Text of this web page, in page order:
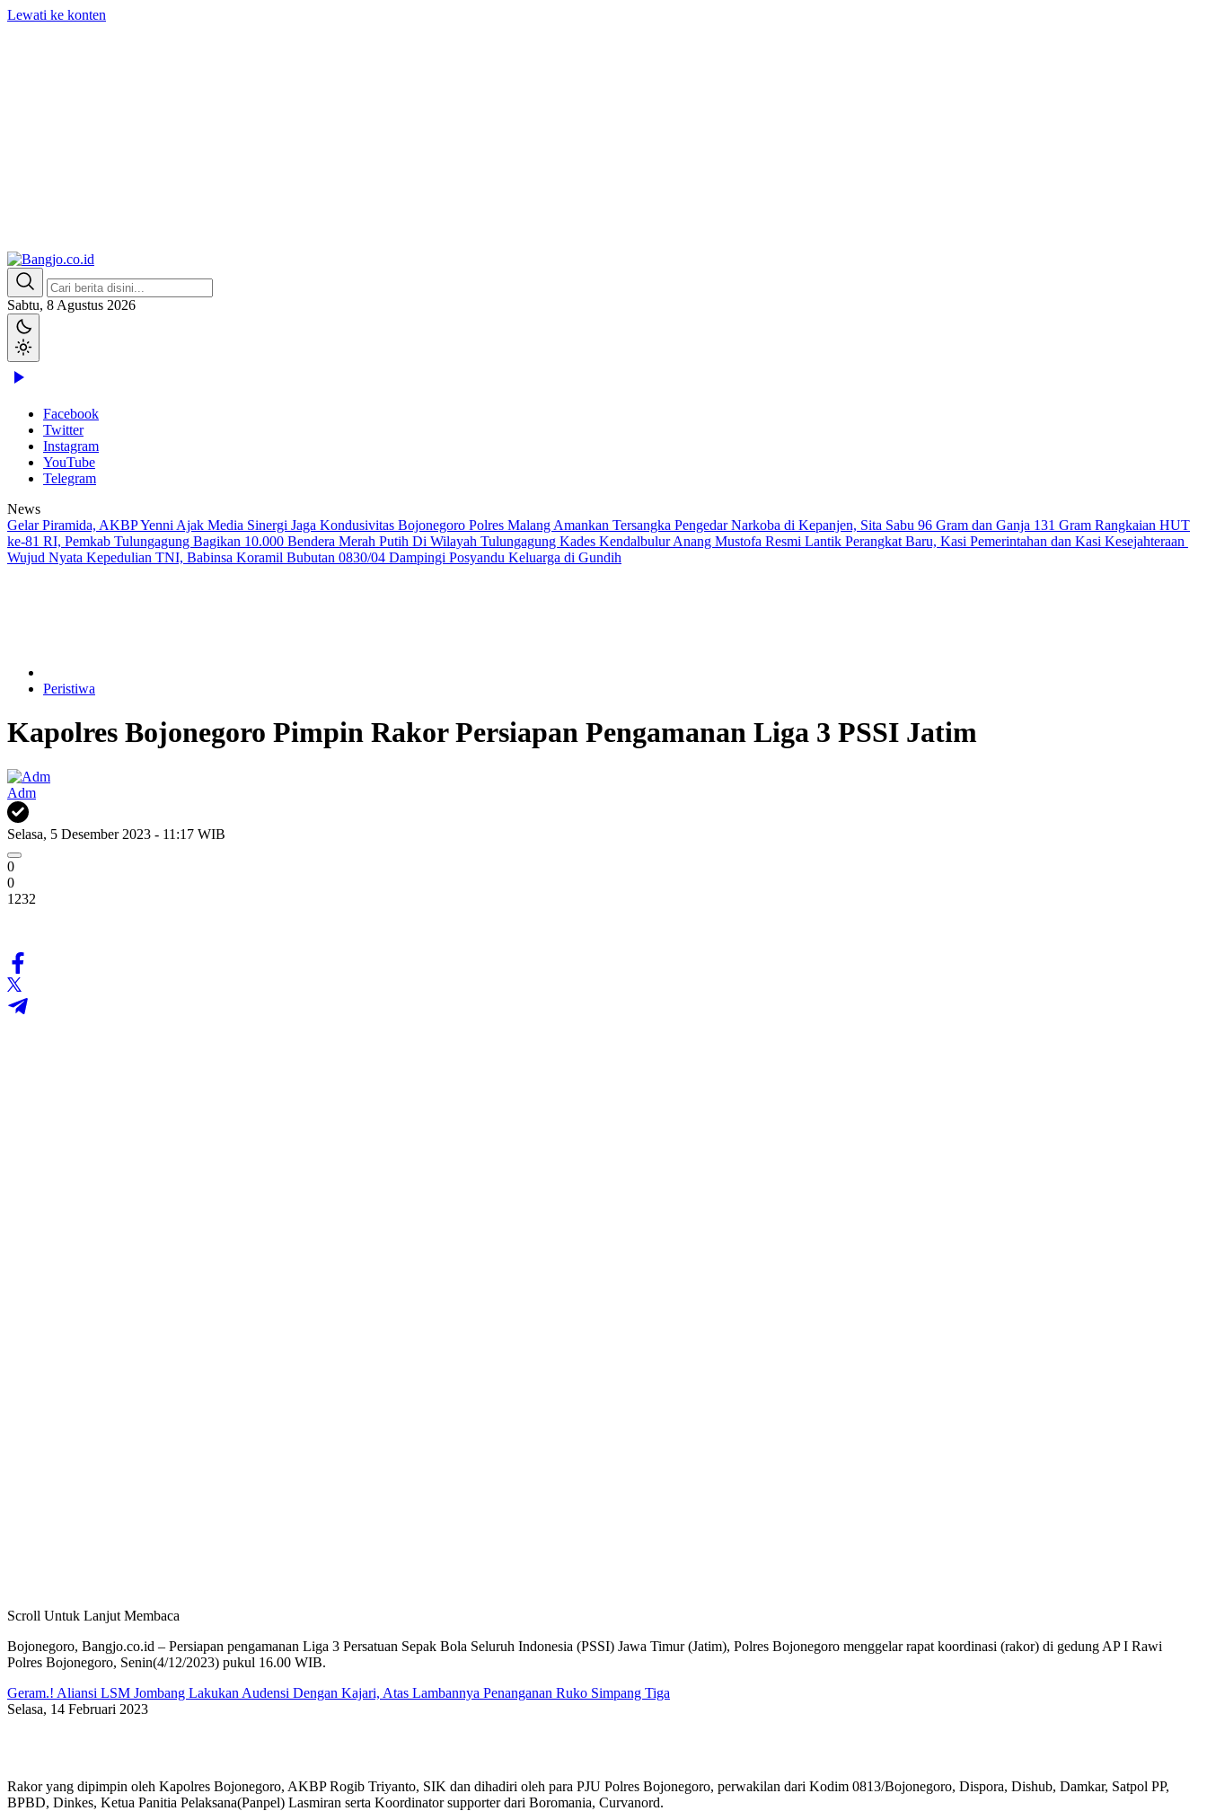
Lewati ke konten
Bangjo.co.id
Berani, Tegas, Terpercaya
Sabtu, 8 Agustus 2026
Facebook
Twitter
Instagram
YouTube
Telegram
News
Gelar Piramida, AKBP Yenni Ajak Media Sinergi Jaga Kondusivitas Bojonegoro Polres Malang Amankan Tersangka Pengedar Narkoba di Kepanjen, Sita Sabu 96 Gram dan Ganja 131 Gram Rangkaian HUT
ke-81 RI, Pemkab Tulungagung Bagikan 10.000 Bendera Merah Putih Di Wilayah Tulungagung Kades Kendalbulur Anang Mustofa Resmi Lantik Perangkat Baru, Kasi Pemerintahan dan Kasi Kesejahteraan
Wujud Nyata Kepedulian TNI, Babinsa Koramil Bubutan 0830/04 Dampingi Posyandu Keluarga di Gundih
Peristiwa
Kapolres Bojonegoro Pimpin Rakor Persiapan Pengamanan Liga 3 PSSI Jatim
Adm
Selasa, 5 Desember 2023 - 11:17 WIB
0
0
1232
Scroll Untuk Lanjut Membaca
Bojonegoro, Bangjo.co.id – Persiapan pengamanan Liga 3 Persatuan Sepak Bola Seluruh Indonesia (PSSI) Jawa Timur (Jatim), Polres Bojonegoro menggelar rapat koordinasi (rakor) di gedung AP I Rawi
Polres Bojonegoro, Senin(4/12/2023) pukul 16.00 WIB.
Geram.! Aliansi LSM Jombang Lakukan Audensi Dengan Kajari, Atas Lambannya Penanganan Ruko Simpang Tiga
Selasa, 14 Februari 2023
Rakor yang dipimpin oleh Kapolres Bojonegoro, AKBP Rogib Triyanto, SIK dan dihadiri oleh para PJU Polres Bojonegoro, perwakilan dari Kodim 0813/Bojonegoro, Dispora, Dishub, Damkar, Satpol PP,
BPBD, Dinkes, Ketua Panitia Pelaksana(Panpel) Lasmiran serta Koordinator supporter dari Boromania, Curvanord.